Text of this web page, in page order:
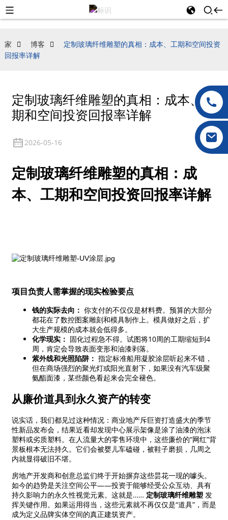
家 博客
定制玻璃纤维雕塑的真相：成本、工期和空间投资
回报率详解
定制玻璃纤维雕塑的真相：成本、工
期和空间投资回报率详解
2026-05-16
定制玻璃纤维雕塑的真相：成
本、工期和空间投资回报率详解
项目负责人需掌握的现实检验要点
钱的实际去向： 你支付的不仅仅是材料费。预算的大部分
都花在了数控图案雕刻和模具制作上。模具做好之后，扩
大生产规模的成本就会低得多。
化学现实： 固化过程急不得。试图将10周的工期缩短到4
周，肯定会导致表面变形和油漆剥落。
紫外线和光照陷阱： 指定标准船用凝胶涂层听起来不错，
但在商场强烈的聚光灯或阳光直射下，如果没有汽车级聚
氨酯面漆，某些颜色看起来会完全褪色。
从廉价道具到永久资产的转变
说实话，我们都见过这种情况：商业地产斥巨资打造盛大的季节
性新品发布会，结果近看却发现中心展示架像是涂了油漆的泡沫
塑料或劣质塑料。在人流量大的零售环境中，这些廉价的“网红”背
景板根本无法持久。它们会被婴儿车磕碰，被鞋子磨损，几周之
内就显得破旧不堪。
房地产开发商和创意总监们终于开始摒弃这些昙花一现的噱头。
如今的趋势是关注空间公平——投资于能够经受公众互动、具有
持久影响力的永久性视觉元素。这就是…… 定制玻璃纤维雕塑发
挥关键作用。如果运用得当，这些元素就不再仅仅是“道具”，而是
成为定义品牌实体空间的真正建筑资产。